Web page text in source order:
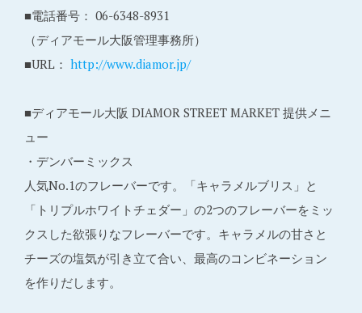
■電話番号： 06-6348-8931
（ディアモール大阪管理事務所）
■URL： http://www.diamor.jp/
■ディアモール大阪 DIAMOR STREET MARKET 提供メニ
ュー
・デンバーミックス
人気No.1のフレーバーです。「キャラメルブリス」と
「トリプルホワイトチェダー」の2つのフレーバーをミッ
クスした欲張りなフレーバーです。キャラメルの甘さと
チーズの塩気が引き立て合い、最高のコンビネーション
を作りだします。